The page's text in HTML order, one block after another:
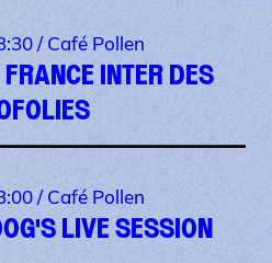
/Café Pollen
INTER DES
/Café Pollen
LIVE SESSION